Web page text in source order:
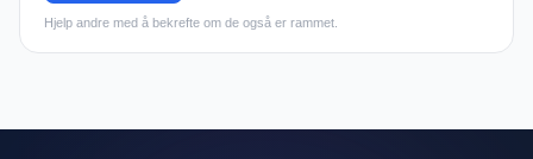
Hjelp andre med å bekrefte om de også er rammet.